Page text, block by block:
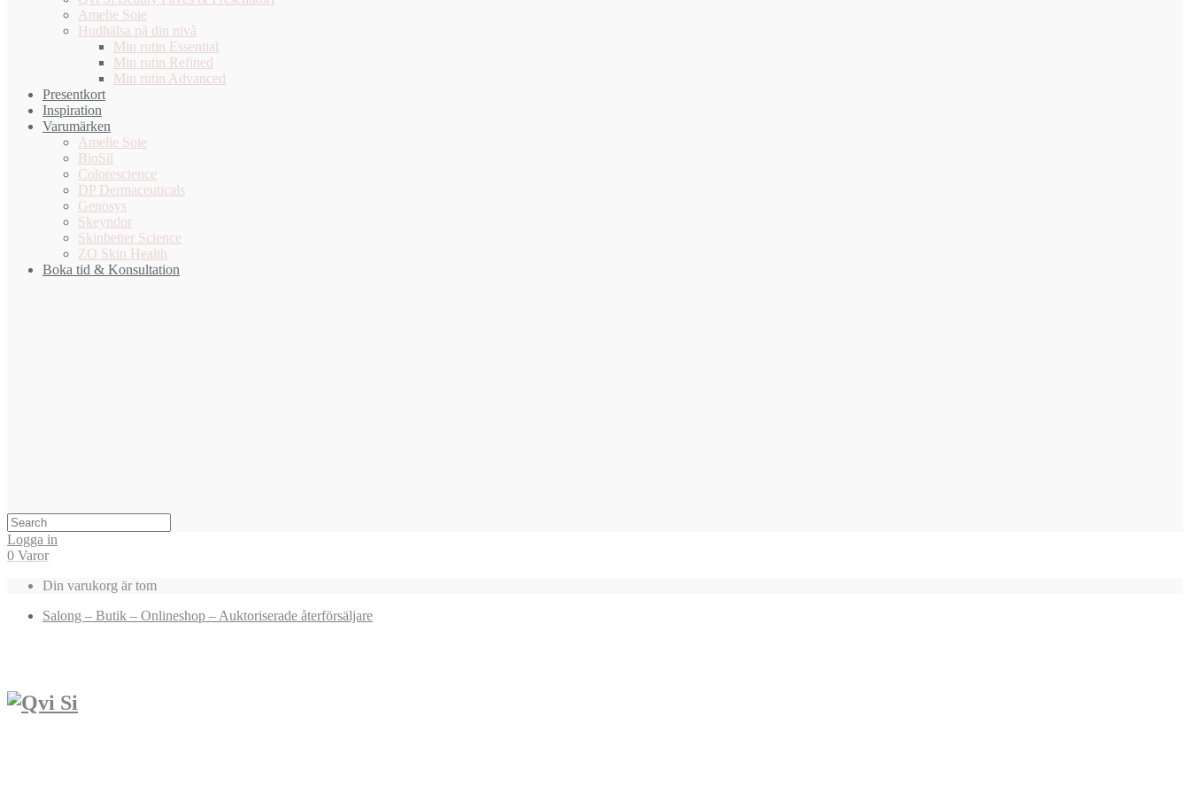
Amelie Soie
Hudhälsa på din nivå
Min rutin Essential
Min rutin Refined
Min rutin Advanced
Presentkort
Inspiration
Varumärken
Amelie Soie
BioSil
Colorescience
DP Dermaceuticals
Genosys
Skeyndor
Skinbetter Science
ZO Skin Health
Boka tid & Konsultation
Logga in
0 Varor
Din varukorg är tom
Salong – Butik – Onlineshop – Auktoriserade återförsäljare